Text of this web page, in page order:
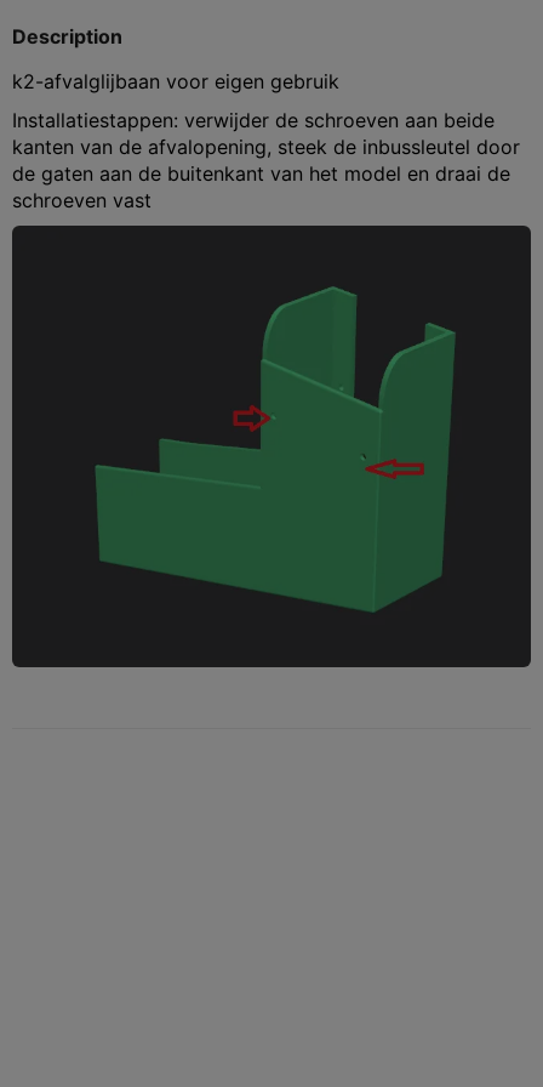
Description
k2-afvalglijbaan voor eigen gebruik
Installatiestappen: verwijder de schroeven aan beide
kanten van de afvalopening, steek de inbussleutel door
de gaten aan de buitenkant van het model en draai de
schroeven vast